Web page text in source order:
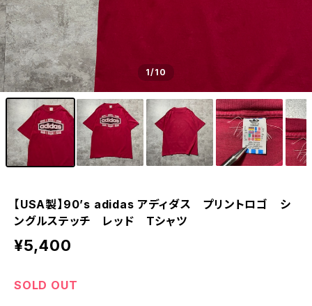
1/10
【USA製】90’s adidas アディダス プリントロゴ シ
ングルステッチ レッド Tシャツ
¥5,400
SOLD OUT